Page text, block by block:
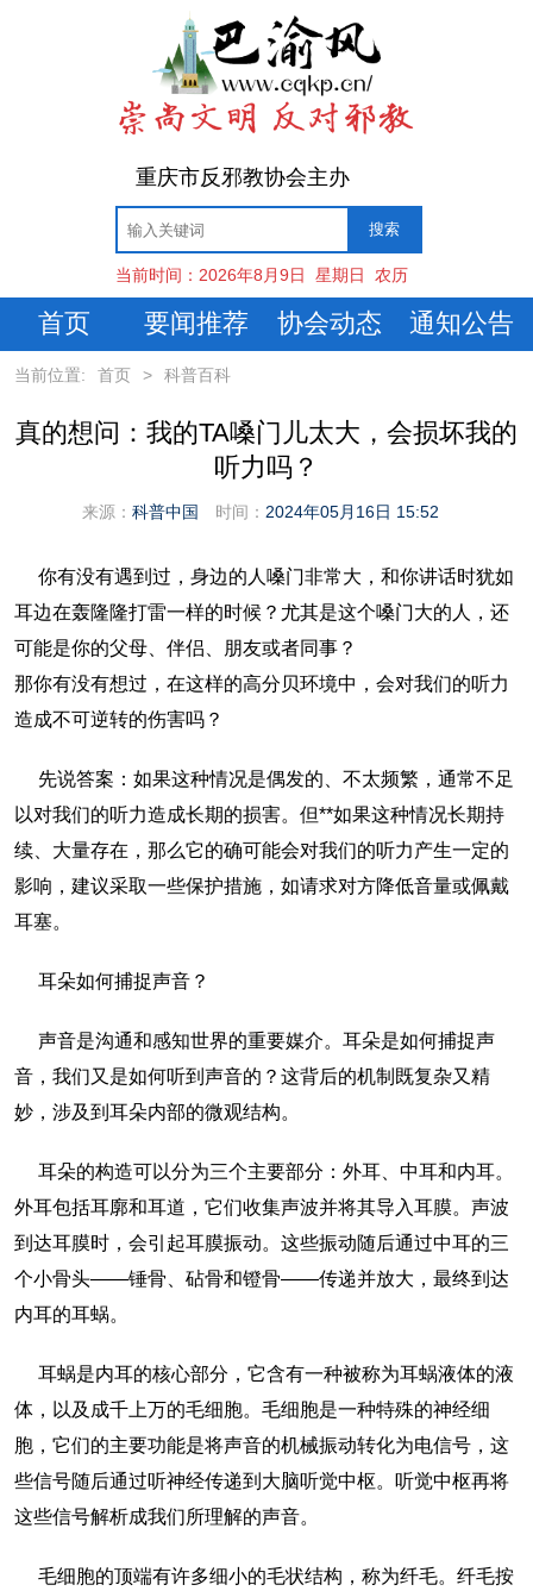
重庆市反邪教协会主办
当前时间： 2026年8月9日 星期日 农历
首页 要闻推荐 协会动态 通知公告
当前位置: 首页 > 科普百科
真的想问：我的TA嗓门儿太大，会损坏我的
听力吗？
来源： 科普中国 时间： 2024年05月16日 15:52
你有没有遇到过，身边的人嗓门非常大，和你讲话时犹如
耳边在轰隆隆打雷一样的时候？尤其是这个嗓门大的人，还
可能是你的父母、伴侣、朋友或者同事？
那你有没有想过，在这样的高分贝环境中，会对我们的听力
造成不可逆转的伤害吗？
先说答案：如果这种情况是偶发的、不太频繁，通常不足
以对我们的听力造成长期的损害。但**如果这种情况长期持
续、大量存在，那么它的确可能会对我们的听力产生一定的
影响，建议采取一些保护措施，如请求对方降低音量或佩戴
耳塞。
耳朵如何捕捉声音？
声音是沟通和感知世界的重要媒介。耳朵是如何捕捉声
音，我们又是如何听到声音的？这背后的机制既复杂又精
妙，涉及到耳朵内部的微观结构。
耳朵的构造可以分为三个主要部分：外耳、中耳和内耳。
外耳包括耳廓和耳道，它们收集声波并将其导入耳膜。声波
到达耳膜时，会引起耳膜振动。这些振动随后通过中耳的三
个小骨头——锤骨、砧骨和镫骨——传递并放大，最终到达
内耳的耳蜗。
耳蜗是内耳的核心部分，它含有一种被称为耳蜗液体的液
体，以及成千上万的毛细胞。毛细胞是一种特殊的神经细
胞，它们的主要功能是将声音的机械振动转化为电信号，这
些信号随后通过听神经传递到大脑听觉中枢。听觉中枢再将
这些信号解析成我们所理解的声音。
毛细胞的顶端有许多细小的毛状结构，称为纤毛。纤毛按